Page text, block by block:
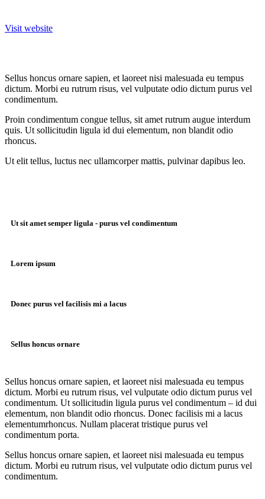
Visit website
Sellus honcus ornare sapien, et laoreet nisi malesuada eu tempus
dictum. Morbi eu rutrum risus, vel vulputate odio dictum purus vel
condimentum.
Proin condimentum congue tellus, sit amet rutrum augue interdum
quis. Ut sollicitudin ligula id dui elementum, non blandit odio
rhoncus.
Ut elit tellus, luctus nec ullamcorper mattis, pulvinar dapibus leo.
Ut sit amet semper ligula - purus vel condimentum
Lorem ipsum
Donec purus vel facilisis mi a lacus
Sellus honcus ornare
Sellus honcus ornare sapien, et laoreet nisi malesuada eu tempus
dictum. Morbi eu rutrum risus, vel vulputate odio dictum purus vel
condimentum. Ut sollicitudin ligula purus vel condimentum – id dui
elementum, non blandit odio rhoncus. Donec facilisis mi a lacus
elementumrhoncus. Nullam placerat tristique purus vel
condimentum porta.
Sellus honcus ornare sapien, et laoreet nisi malesuada eu tempus
dictum. Morbi eu rutrum risus, vel vulputate odio dictum purus vel
condimentum.